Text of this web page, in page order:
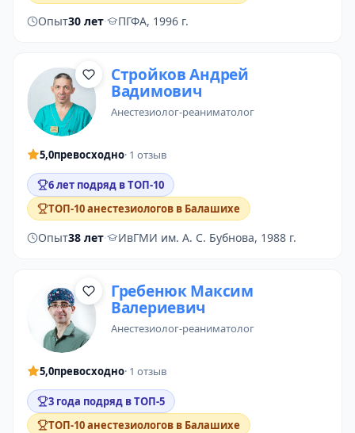
Опыт30 лет· ПГФА, 1996 г.
Стройков Андрей
Вадимович
анестезиолог-реаниматолог
5,0превосходно· 1 отзыв
6 лет подряд в ТОП-10
ТОП-10 анестезиологов в Балашихе
Опыт38 лет· ИвГМИ им. А. С. Бубнова, 1988 г.
Гребенюк Максим
Валериевич
анестезиолог-реаниматолог
5,0превосходно· 1 отзыв
3 года подряд в ТОП-5
ТОП-10 анестезиологов в Балашихе